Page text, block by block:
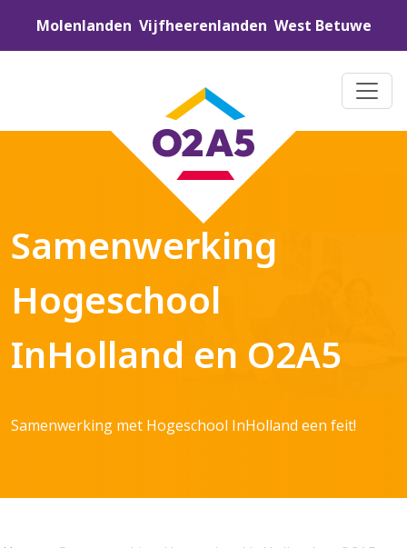
Molenlanden Vijfheerenlanden West Betuwe
Samenwerking
Hogeschool
InHolland en O2A5
Samenwerking met Hogeschool InHolland een feit!